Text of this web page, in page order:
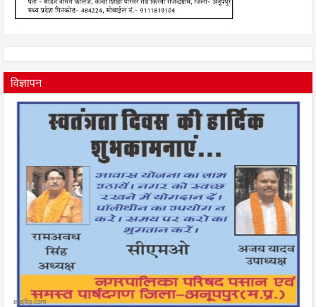
विज्ञापन